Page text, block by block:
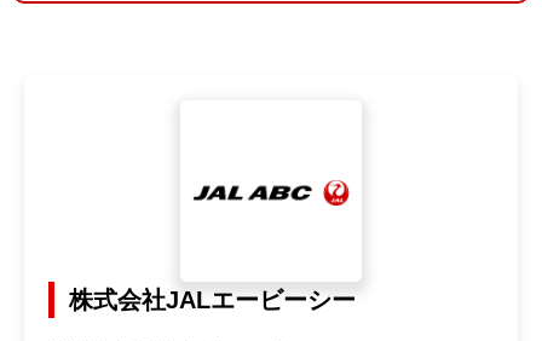
株式会社JALエービーシー